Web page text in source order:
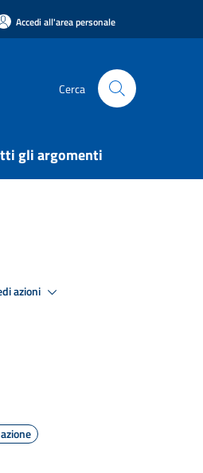
Accedi all'area personale
Cerca
gli argomenti
azioni